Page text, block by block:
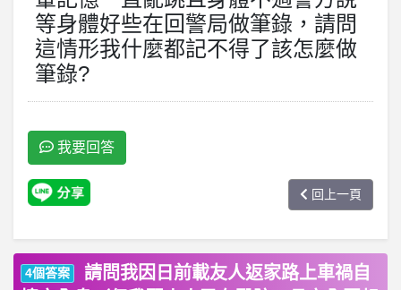
等身體好些在回警局做筆錄，請問
這情形我什麼都記不得了該怎麼做
筆錄?
我要回答
回上一頁
4個答案
請問我因日前載友人返家路上車禍自